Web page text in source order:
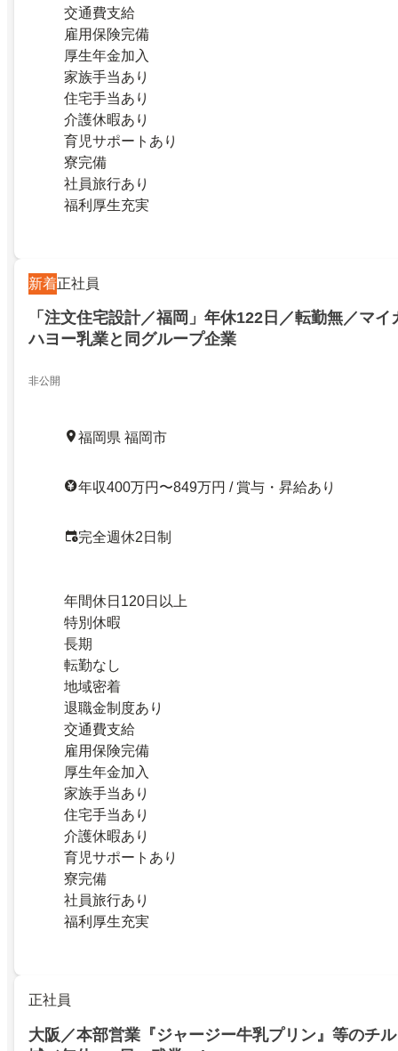
交通費支給
雇用保険完備
厚生年金加入
家族手当あり
住宅手当あり
介護休暇あり
育児サポートあり
寮完備
社員旅行あり
福利厚生充実
新着正社員
「注文住宅設計／福岡」年休122日／転勤無／マ
ハヨー乳業と同グループ企業
非公開
福岡県 福岡市
年収400万円〜849万円 / 賞与・昇給あり
完全週休2日制
年間休日120日以上
特別休暇
長期
転勤なし
地域密着
退職金制度あり
交通費支給
雇用保険完備
厚生年金加入
家族手当あり
住宅手当あり
介護休暇あり
育児サポートあり
寮完備
社員旅行あり
福利厚生充実
正社員
大阪／本部営業『ジャージー牛乳プリン』等のチ